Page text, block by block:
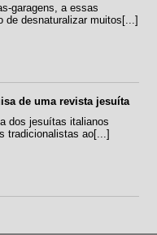
garagens, a essas
de desnaturalizar muitos[...]
de uma revista jesuíta
dos jesuítas italianos
tradicionalistas ao[...]